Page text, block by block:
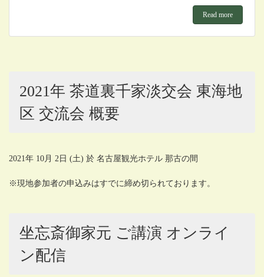
Read more
2021年 茶道裏千家淡交会 東海地
区 交流会 概要
2021年 10月 2日 (土) 於 名古屋観光ホテル 那古の間
※現地参加者の申込みはすでに締め切られております。
坐忘斎御家元 ご講演 オンライ
ン配信